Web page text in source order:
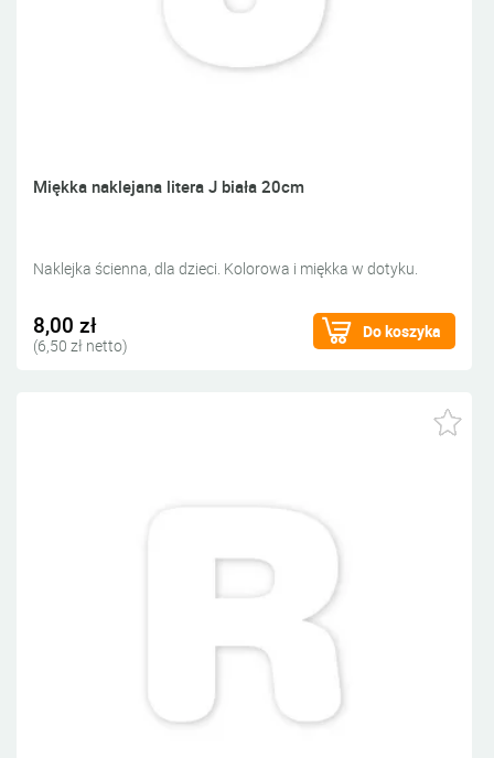
Miękka naklejana litera J biała 20cm
Naklejka ścienna, dla dzieci. Kolorowa i miękka w dotyku.
8,00 zł
(6,50 zł netto)
Do koszyka